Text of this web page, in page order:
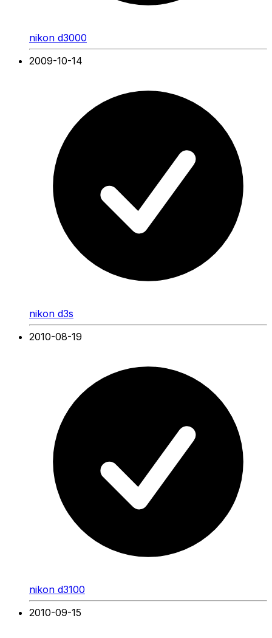
nikon d3000
2009-10-14
nikon d3s
2010-08-19
nikon d3100
2010-09-15